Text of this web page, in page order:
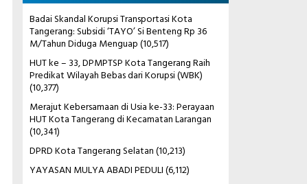
Badai Skandal Korupsi Transportasi Kota
Tangerang: Subsidi ‘TAYO’ Si Benteng Rp 36
M/Tahun Diduga Menguap(10,517)
HUT ke – 33, DPMPTSP Kota Tangerang Raih
Predikat Wilayah Bebas dari Korupsi (WBK)
(10,377)
Merajut Kebersamaan di Usia ke-33: Perayaan
HUT Kota Tangerang di Kecamatan Larangan
(10,341)
DPRD Kota Tangerang Selatan(10,213)
YAYASAN MULYA ABADI PEDULI(6,112)